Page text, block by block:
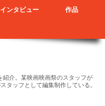
インタビュー 作品
介。某映画映画祭のスタッフが
タッフとして編集制作している。